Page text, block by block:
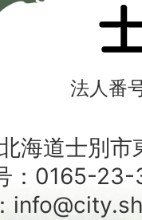
市
法人番
海道士別市
：0165-23-